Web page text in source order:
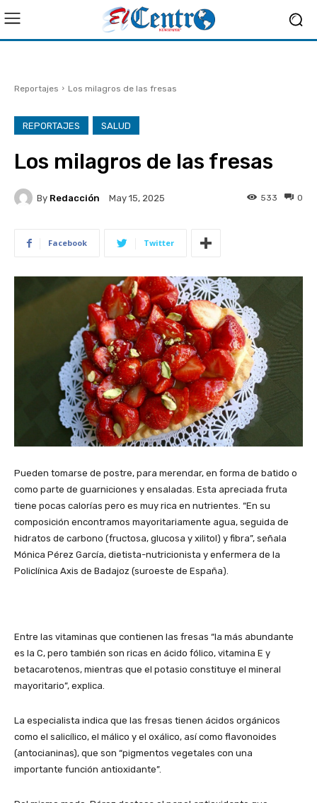
Reportajes Los milagros de las fresas
REPORTAJES SALUD
Los milagros de las fresas
By Redacción May 15, 2025 0
533
Facebook Twitter
Pueden tomarse de postre, para merendar, en forma de batido o
como parte de guarniciones y ensaladas. Esta apreciada fruta
tiene pocas calorías pero es muy rica en nutrientes. “En su
composición encontramos mayoritariamente agua, seguida de
hidratos de carbono (fructosa, glucosa y xilitol) y fibra”, señala
Mónica Pérez García, dietista-nutricionista y enfermera de la
Policlínica Axis de Badajoz (suroeste de España).
Entre las vitaminas que contienen las fresas “la más abundante
es la C, pero también son ricas en ácido fólico, vitamina E y
betacarotenos, mientras que el potasio constituye el mineral
mayoritario”, explica.
La especialista indica que las fresas tienen ácidos orgánicos
como el salicílico, el málico y el oxálico, así como flavonoides
(antocianinas), que son “pigmentos vegetales con una
importante función antioxidante”.